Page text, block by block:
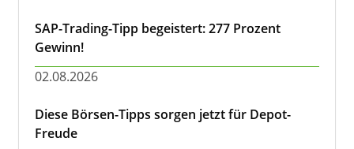
SAP-Trading-Tipp begeistert: 277 Prozent
Gewinn!
02.08.2026
Diese Börsen-Tipps sorgen jetzt für Depot-
Freude